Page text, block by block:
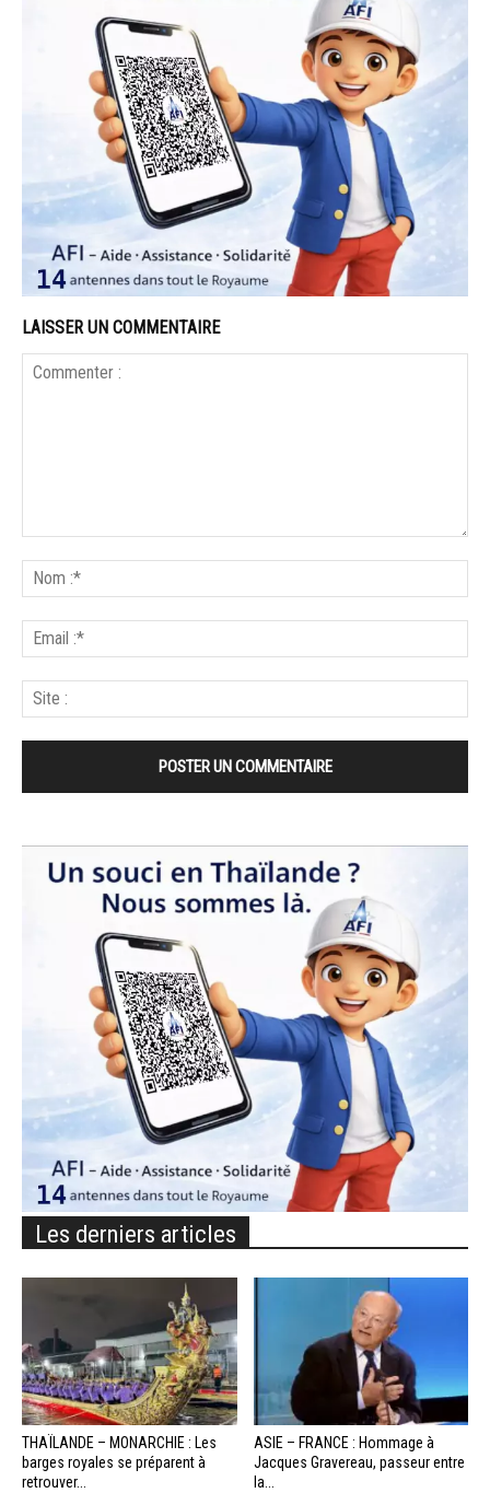
LAISSER UN COMMENTAIRE
Les derniers articles
THAÏLANDE – MONARCHIE : Les
barges royales se préparent à
retrouver...
ASIE – FRANCE : Hommage à
Jacques Gravereau, passeur entre
la...